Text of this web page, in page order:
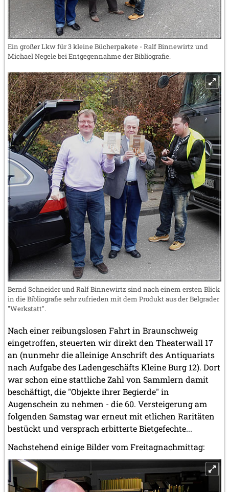
Ein großer Lkw für 3 kleine Bücherpakete - Ralf Binnewirtz und
Michael Negele bei Entgegennahme der Bibliografie.
Bernd Schneider und Ralf Binnewirtz sind nach einem ersten Blick
in die Bibliografie sehr zufrieden mit dem Produkt aus der Belgrader
"Werkstatt".
Nach einer reibungslosen Fahrt in Braunschweig
eingetroffen, steuerten wir direkt den Theaterwall 17
an (nunmehr die alleinige Anschrift des Antiquariats
nach Aufgabe des Ladengeschäfts Kleine Burg 12). Dort
war schon eine stattliche Zahl von Sammlern damit
beschäftigt, die "Objekte ihrer Begierde" in
Augenschein zu nehmen - die 60. Versteigerung am
folgenden Samstag war erneut mit etlichen Raritäten
bestückt und versprach erbitterte Bietgefechte...
Nachstehend einige Bilder vom Freitagnachmittag: